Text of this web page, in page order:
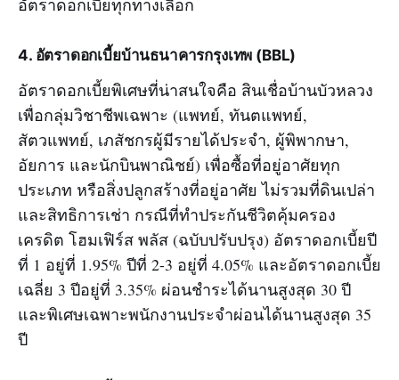
อัตราดอกเบี้ยทุกทางเลือก
4. อัตราดอกเบี้ยบ้านธนาคารกรุงเทพ (BBL)
อัตราดอกเบี้ยพิเศษที่น่าสนใจคือ สินเชื่อบ้านบัวหลวง
เพื่อกลุ่มวิชาชีพเฉพาะ (แพทย์, ทันตแพทย์,
สัตวแพทย์, เภสัชกรผู้มีรายได้ประจำ, ผู้พิพากษา,
อัยการ และนักบินพาณิชย์) เพื่อซื้อที่อยู่อาศัยทุก
ประเภท หรือสิ่งปลูกสร้างที่อยู่อาศัย ไม่รวมที่ดินเปล่า
และสิทธิการเช่า กรณีที่ทำประกันชีวิตคุ้มครอง
เครดิต โฮมเฟิร์ส พลัส (ฉบับปรับปรุง) อัตราดอกเบี้ยปี
ที่ 1 อยู่ที่ 1.95% ปีที่ 2-3 อยู่ที่ 4.05% และอัตราดอกเบี้ย
เฉลี่ย 3 ปีอยู่ที่ 3.35% ผ่อนชำระได้นานสูงสุด 30 ปี
และพิเศษเฉพาะพนักงานประจำผ่อนได้นานสูงสุด 35
ปี